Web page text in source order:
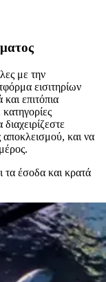
με την
εισιτηρίων
επιτόπια
αποκλεισμού, και να
τα έσοδα και κρατά